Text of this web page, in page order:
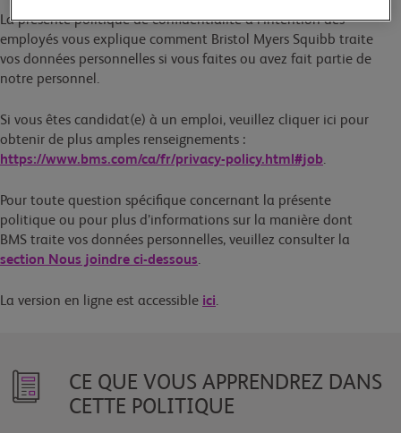
La présente politique de confidentialité à l’intention des
employés vous explique comment Bristol Myers Squibb traite
vos données personnelles si vous faites ou avez fait partie de
notre personnel.
Si vous êtes candidat(e) à un emploi, veuillez cliquer ici pour
obtenir de plus amples renseignements :
https://www.bms.com/ca/fr/privacy-policy.html#job.
Pour toute question spécifique concernant la présente
politique ou pour plus d’informations sur la manière dont
BMS traite vos données personnelles, veuillez consulter la
section Nous joindre ci-dessous.
La version en ligne est accessible ici.
CE QUE VOUS APPRENDREZ DANS
CETTE POLITIQUE